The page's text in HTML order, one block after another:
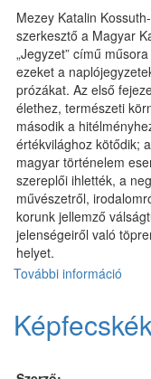
Mezey Katalin
szerkesztő a Magyar
„Jegyzet” című
ezeket a
prózákat. Az első
élethez, természeti
második a
értékvilághoz kötődik;
magyar történelem
szereplői ihlették, a
művészetről,
korunk jellemző
jelenségeiről való
helyet.
További információ
–